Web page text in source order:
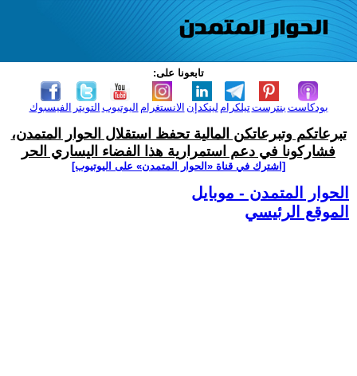
تابعونا على:
الفيسبوك التويتر اليوتيوب الانستغرام لينكدإن تيلكرامبنترست بودكاست
تبرعاتكم وتبرعاتكن المالية تحفظ استقلال الحوار المتمدن،
فشاركونا في دعم استمرارية هذا الفضاء اليساري الحر
[اشترك في قناة ‫«الحوار المتمدن» على اليوتيوب]
الحوار المتمدن - موبايل
الموقع الرئيسي